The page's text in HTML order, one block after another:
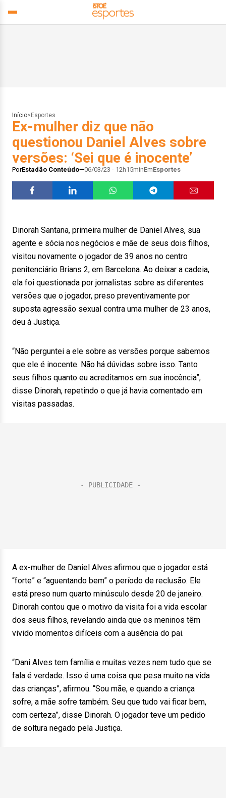
Início> Esportes
Ex-mulher diz que não
questionou Daniel Alves sobre
versões: ‘Sei que é inocente’
PorEstadão Conteúdo 06/03/23 - 12h15minEmEsportes
Dinorah Santana, primeira mulher de Daniel Alves, sua
agente e sócia nos negócios e mãe de seus dois filhos,
visitou novamente o jogador de 39 anos no centro
penitenciário Brians 2, em Barcelona. Ao deixar a cadeia,
ela foi questionada por jornalistas sobre as diferentes
versões que o jogador, preso preventivamente por
suposta agressão sexual contra uma mulher de 23 anos,
deu à Justiça.
“Não perguntei a ele sobre as versões porque sabemos
que ele é inocente. Não há dúvidas sobre isso. Tanto
seus filhos quanto eu acreditamos em sua inocência”,
disse Dinorah, repetindo o que já havia comentado em
visitas passadas.
A ex-mulher de Daniel Alves afirmou que o jogador está
“forte” e “aguentando bem” o período de reclusão. Ele
está preso num quarto minúsculo desde 20 de janeiro.
Dinorah contou que o motivo da visita foi a vida escolar
dos seus filhos, revelando ainda que os meninos têm
vivido momentos difíceis com a ausência do pai.
“Dani Alves tem família e muitas vezes nem tudo que se
fala é verdade. Isso é uma coisa que pesa muito na vida
das crianças”, afirmou. “Sou mãe, e quando a criança
sofre, a mãe sofre também. Seu que tudo vai ficar bem,
com certeza”, disse Dinorah. O jogador teve um pedido
de soltura negado pela Justiça.